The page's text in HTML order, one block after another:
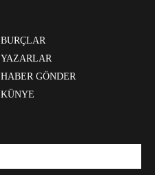
BURÇLAR
YAZARLAR
HABER GÖNDER
KÜNYE